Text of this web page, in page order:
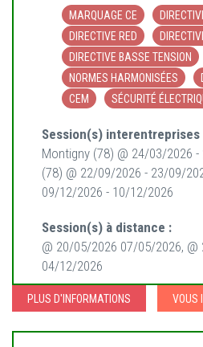
MARQUAGE CE
DIRECTIVE RED
DIRECTIVE BASSE TENSION
NORMES HARMONISÉES
CEM
SÉCURITÉ
Session(s) interentreprises
Montigny (78) @ 24/03/2026
(78) @ 22/09/2026 - 23/09/
09/12/2026 - 10/12/2026
Session(s) à distance :
@ 20/05/2026 07/05/2026, @
04/12/2026
PLUS D'INFORMATIONS VOUS